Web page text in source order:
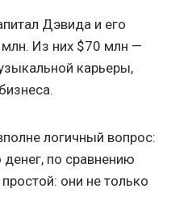
Дэвида и его
млн. Из них $70 млн —
карьеры,
логичный вопрос:
по сравнению
они не только